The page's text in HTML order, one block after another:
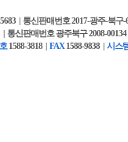
|통신판매번호 2017-광주-북구
|통신판매번호 광주북구 2008-00134
1588-3818 |FAX1588-9838 |시스